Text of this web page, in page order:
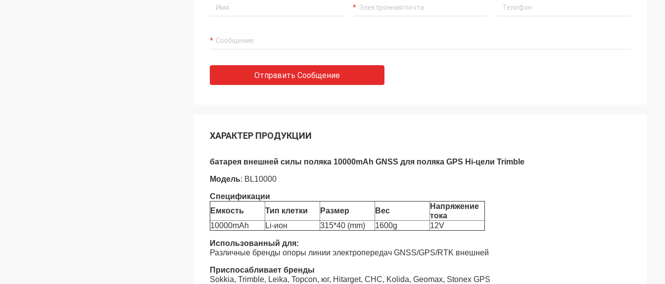
Отправить Сообщение
ХАРАКТЕР ПРОДУКЦИИ
батарея внешней силы поляка 10000mAh GNSS для поляка GPS Hi-цели Trimble
Модель: BL10000
Спецификации
Емкость
Тип клетки Размер Вес
Напряжение
тока
10000mAh
Li-ион 315*40 (mm) 1600g 12V
Использованный для:
Различные бренды опоры линии электропередач GNSS/GPS/RTK внешней
Приспосабливает бренды
Sokkia, Trimble, Leika, Topcon, юг, Hitarget, CHC, Kolida, Geomax, Stonex GPS